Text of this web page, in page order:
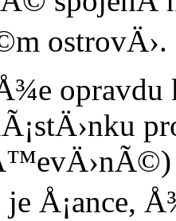
ostrovÄ›.
opravdu
Å¡ance,